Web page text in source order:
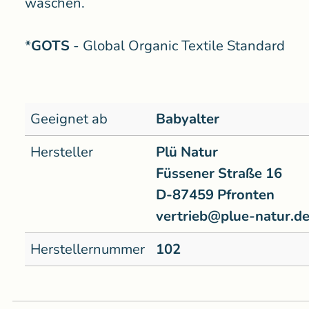
*GOTS - Global Organic Textile Standard
Geeignet ab
Babyalter
Hersteller
Plü Natur
Füssener Straße 16
D-87459 Pfronten
vertrieb@plue-natur.de
Herstellernummer
102